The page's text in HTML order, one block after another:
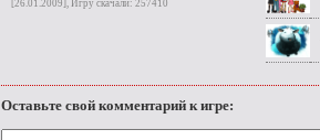
[26.01.2009], Игру скачали: 257410
Оставьте свой комментарий к игре: